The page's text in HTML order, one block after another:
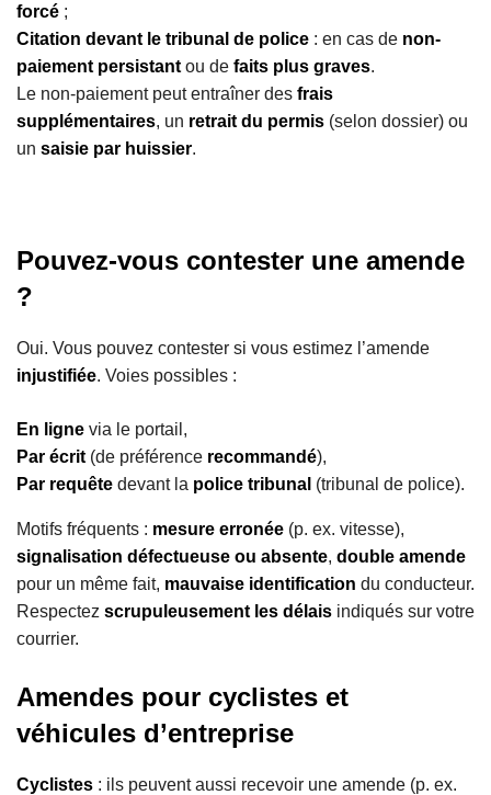
forcé ;
Citation devant le tribunal de police : en cas de non-
paiement persistant ou de faits plus graves.
Le non-paiement peut entraîner des frais
supplémentaires, un retrait du permis (selon dossier) ou
un saisie par huissier.
Pouvez-vous contester une amende
?
Oui. Vous pouvez contester si vous estimez l’amende
injustifiée. Voies possibles :
En ligne via le portail,
Par écrit (de préférence recommandé),
Par requête devant la police tribunal (tribunal de police).
Motifs fréquents : mesure erronée (p. ex. vitesse),
signalisation défectueuse ou absente, double amende
pour un même fait, mauvaise identification du conducteur.
Respectez scrupuleusement les délais indiqués sur votre
courrier.
Amendes pour cyclistes et
véhicules d’entreprise
Cyclistes : ils peuvent aussi recevoir une amende (p. ex.